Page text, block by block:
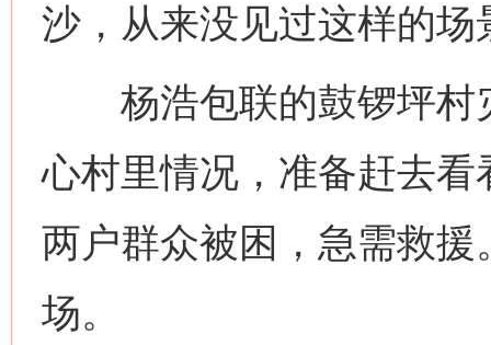
沙，从来没见过这样的场
杨浩包联的鼓锣坪村
心村里情况，准备赶去
两户群众被困，急需救
场。